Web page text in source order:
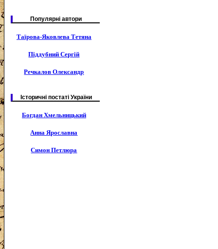
Популярні автори
Таїрова-Яковлева Тетяна
Піддубний Сергій
Речкалов Олександр
Історичні постаті України
Богдан Хмельницький
Анна Ярославна
Симон Петлюра